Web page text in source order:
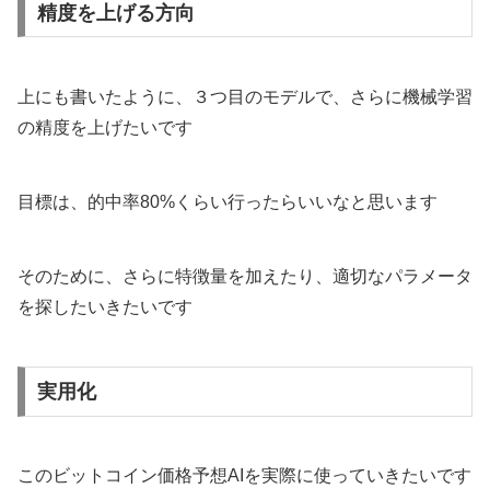
精度を上げる方向
上にも書いたように、３つ目のモデルで、さらに機械学習
の精度を上げたいです
目標は、的中率80%くらい行ったらいいなと思います
そのために、さらに特徴量を加えたり、適切なパラメータ
を探したいきたいです
実用化
このビットコイン価格予想AIを実際に使っていきたいです